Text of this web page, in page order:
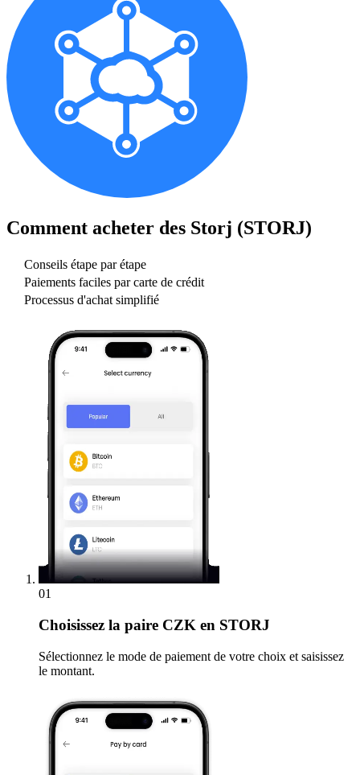
Comment acheter des Storj (STORJ)
Conseils étape par étape
Paiements faciles par carte de crédit
Processus d'achat simplifié
01
Choisissez la paire CZK en STORJ
Sélectionnez le mode de paiement de votre choix et saisissez
le montant.